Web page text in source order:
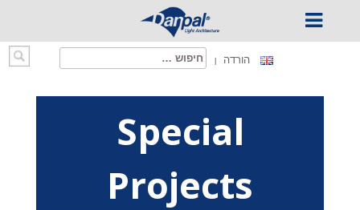
חיפוש: הורדה
Special
Projects